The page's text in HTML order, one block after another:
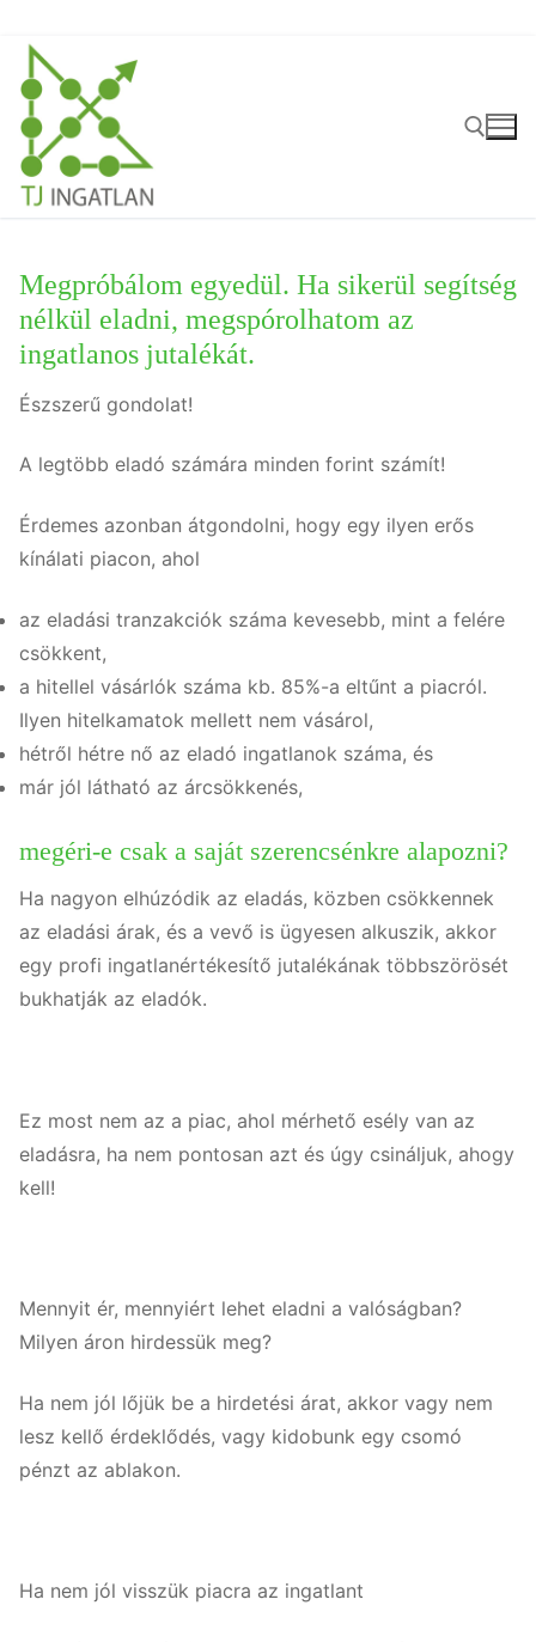
Ugrás
tartalomra
Megpróbálom egyedül. Ha sikerül segítség
nélkül eladni, megspórolhatom az
ingatlanos jutalékát.
Észszerű gondolat!
A legtöbb eladó számára minden forint számít!
Érdemes azonban átgondolni, hogy egy ilyen erős
kínálati piacon, ahol
az eladási tranzakciók száma kevesebb, mint a felére
csökkent,
a hitellel vásárlók száma kb. 85%-a eltűnt a piacról.
Ilyen hitelkamatok mellett nem vásárol,
hétről hétre nő az eladó ingatlanok száma, és
már jól látható az árcsökkenés,
megéri-e csak a saját szerencsénkre alapozni?
Ha nagyon elhúzódik az eladás, közben csökkennek
az eladási árak, és a vevő is ügyesen alkuszik, akkor
egy profi ingatlanértékesítő jutalékának többszörösét
bukhatják az eladók.
Ez most nem az a piac, ahol mérhető esély van az
eladásra, ha nem pontosan azt és úgy csináljuk, ahogy
kell!
Mennyit ér, mennyiért lehet eladni a valóságban?
Milyen áron hirdessük meg?
Ha nem jól lőjük be a hirdetési árat, akkor vagy nem
lesz kellő érdeklődés, vagy kidobunk egy csomó
pénzt az ablakon.
Ha nem jól visszük piacra az ingatlant